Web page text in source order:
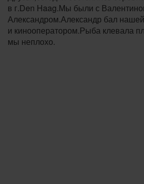
в г.Den Haag.Мы были с
Александром.Александр бал
и кинооператором.Рыба клевала
мы неплохо.